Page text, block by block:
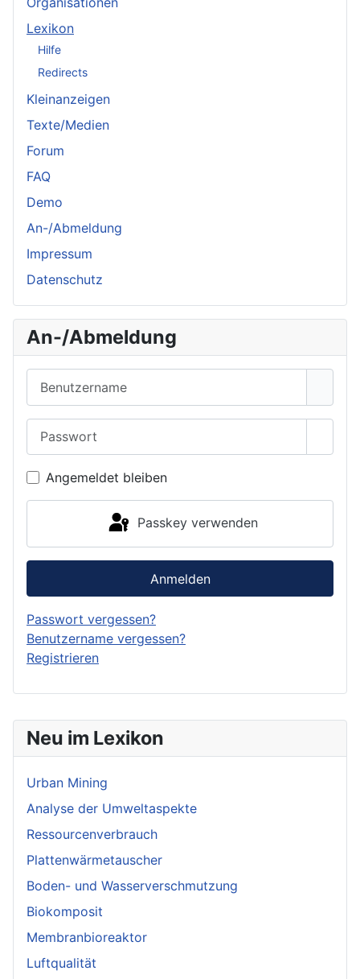
Neu im Lexikon
Urban Mining
Analyse der Umweltaspekte
Ressourcenverbrauch
Plattenwärmetauscher
Boden- und Wasserverschmutzung
Biokomposit
Membranbioreaktor
Luftqualität
Lexikon
Hilfe
Redirects
Kleinanzeigen
Texte/Medien
Forum
FAQ
Demo
An-/Abmeldung
Impressum
Datenschutz
An-/Abmeldung
Angemeldet bleiben
Passkey verwenden
Anmelden
Passwort vergessen?
Benutzername vergessen?
Registrieren